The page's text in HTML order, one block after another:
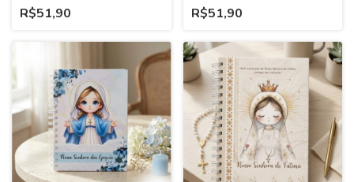
Devocional Religioso
R$51,90
Devocional Religioso
R$51,90